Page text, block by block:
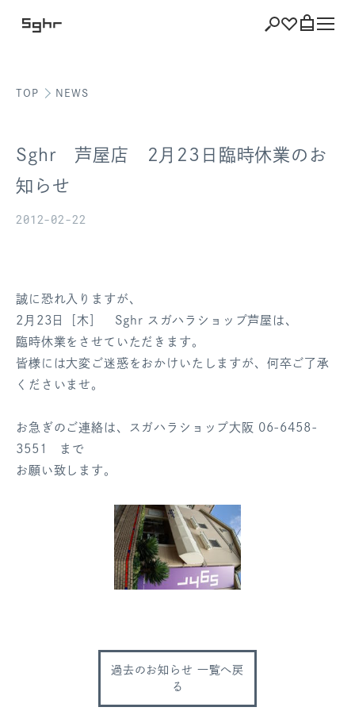
ショッピングバッグを見る
お気に入り
TOP NEWS
Sghr 芦屋店 2月23日臨時休業のお
知らせ
2012-02-22
誠に恐れ入りますが、
2月23日［木］ Sghr スガハラショップ芦屋は、
臨時休業をさせていただきます。
皆様には大変ご迷惑をおかけいたしますが、何卒ご了承
くださいませ。
お急ぎのご連絡は、スガハラショップ大阪 06-6458-
3551 まで
お願い致します。
過去のお知らせ 一覧へ戻
る